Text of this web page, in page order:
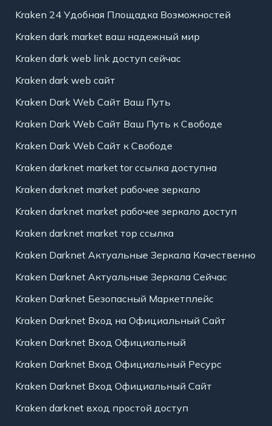
Kraken 24 Удобная Площадка Возможностей
Kraken dark market ваш надежный мир
Kraken dark web link доступ сейчас
Kraken dark web сайт
Kraken Dark Web Сайт Ваш Путь
Kraken Dark Web Сайт Ваш Путь к Свободе
Kraken Dark Web Сайт к Свободе
Kraken darknet market tor ссылка доступна
Kraken darknet market рабочее зеркало
Kraken darknet market рабочее зеркало доступ
Kraken darknet market тор ссылка
Kraken Darknet Актуальные Зеркала Качественно
Kraken Darknet Актуальные Зеркала Сейчас
Kraken Darknet Безопасный Маркетплейс
Kraken Darknet Вход на Официальный Сайт
Kraken Darknet Вход Официальный
Kraken Darknet Вход Официальный Ресурс
Kraken Darknet Вход Официальный Сайт
Kraken darknet вход простой доступ